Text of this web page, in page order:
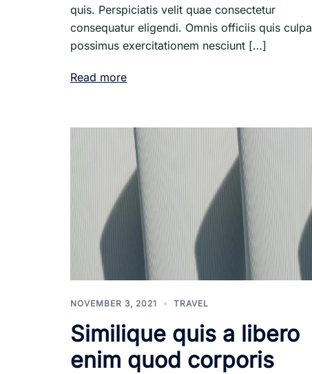
quis. Perspiciatis velit quae consectetur
consequatur eligendi. Omnis officiis quis culpa
possimus exercitationem nesciunt […]
Read more
NOVEMBER 3, 2021 TRAVEL
Similique quis a libero
enim quod corporis